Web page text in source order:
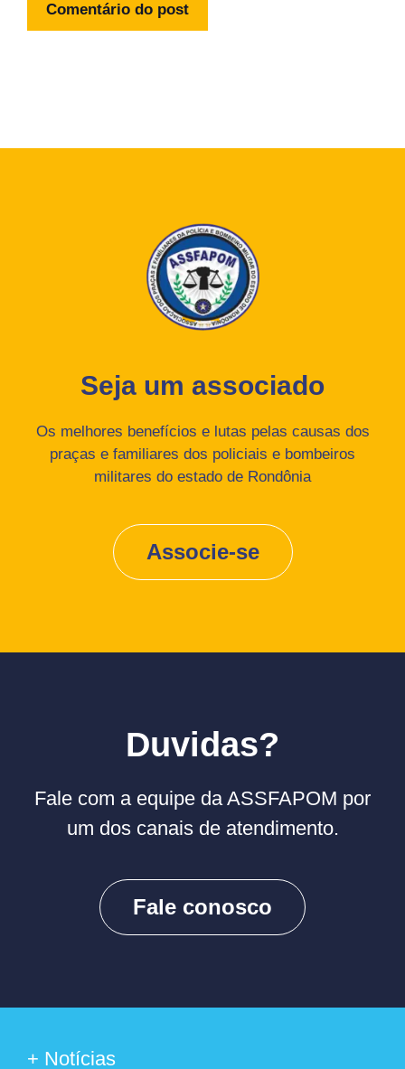
Seja um associado
Os melhores benefícios e lutas pelas causas dos
praças e familiares dos policiais e bombeiros
militares do estado de Rondônia
Associe-se
Duvidas?
Fale com a equipe da ASSFAPOM por
um dos canais de atendimento.
Fale conosco
+ Notícias